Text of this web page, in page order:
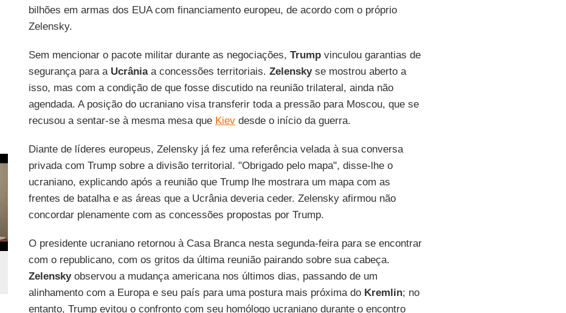
bilhões em armas dos EUA com financiamento europeu, de acordo com o próprio
Zelensky.
Sem mencionar o pacote militar durante as negociações, Trumpvinculou garantias de
segurança para a Ucrâniaa concessões territoriais. Zelenskyse mostrou aberto a
isso, mas com a condição de que fosse discutido na reunião trilateral, ainda não
agendada. A posição do ucraniano visa transferir toda a pressão para Moscou, que se
recusou a sentar-se à mesma mesa que Kievdesde o início da guerra.
Diante de líderes europeus, Zelensky já fez uma referência velada à sua conversa
privada com Trump sobre a divisão territorial. "Obrigado pelo mapa", disse-lhe o
ucraniano, explicando após a reunião que Trump lhe mostrara um mapa com as
frentes de batalha e as áreas que a Ucrânia deveria ceder. Zelensky afirmou não
concordar plenamente com as concessões propostas por Trump.
O presidente ucraniano retornou à Casa Branca nesta segunda-feira para se encontrar
com o republicano, com os gritos da última reunião pairando sobre sua cabeça.
Zelenskyobservou a mudança americana nos últimos dias, passando de um
alinhamento com a Europa e seu país para uma postura mais próxima do Kremlin; no
entanto, Trump evitou o confronto com seu homólogo ucraniano durante o encontro